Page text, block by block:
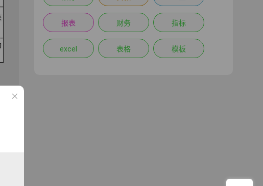
报表 财务 指标
excel 表格 模板